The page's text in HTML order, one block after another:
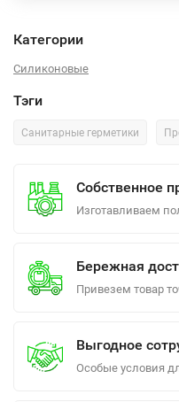
Категории
Силиконовые
Тэги
Санитарные герметики
Собственное
Изготавливаем
Бережная
Привезем товар
Выгодное
Особые условия